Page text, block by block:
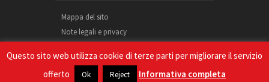
Mappa del sito
Note legali e privacy
Credits
Questo sito web utilizza cookie di terze parti per migliorare il servizio
offerto
Ok Reject Informativa completa